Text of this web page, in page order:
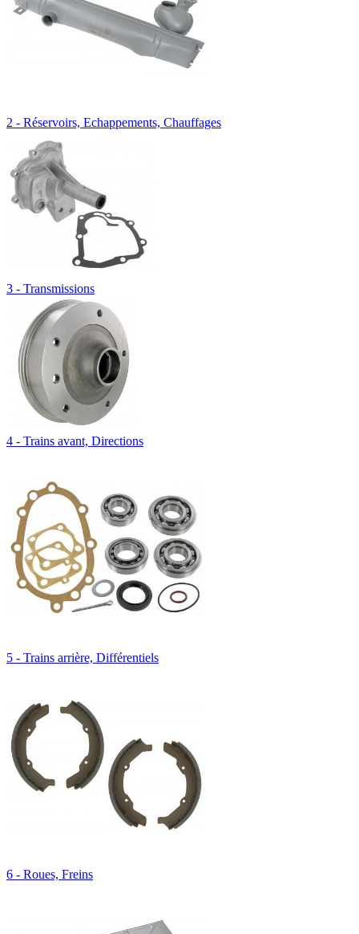
2 - Réservoirs, Echappements, Chauffages
3 - Transmissions
4 - Trains avant, Directions
5 - Trains arrière, Différentiels
6 - Roues, Freins